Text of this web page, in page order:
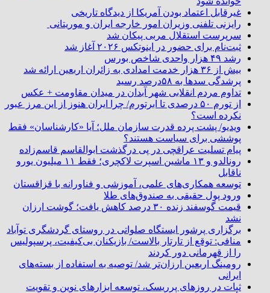
غیرقابل اعتماد بودن آمریکا از دیدگاه تاریخی
رایزنی تلفنی وزیران امور خارجه ایران و موریتانی
سرپرست استقلال مربی پیکان شد
ثبت‌نام برای حضور در اینوتکس ۲۰۲۶ آغاز شد
رشد ۴۹ هزار واحدی شاخص بورس
بیش از ۳۶ هزار خدمت امدادی به زائران اربعین ارائه شد
پرشدگی سدها به ۵۸درصد رسید
تداوم مردم انقلابی شهر آبدان در میدان مقاومت + عکس
از تورم ۵۰ درصدی تا ابرتورم/ چرا ایران هنوز از این مرز عبور
نکرده است؟
ویدیو/ پشت پرده قدرت سازمان ملل؛ آیا «کارشناسان» فقط
پوششی برای سیاست هستند؟
پیام تسلیت عراقچی در پی درگذشت ابوالقاسم قاسم‌زاده
رونالدو و ۱۳ ماشین اسپرت لاکچری؛ فقط ۱۱ میلیون یورو
ناقابل
توسعه همکاری‌های علمی، آموزشی و فناورانه با قزاقستان
ورود پول حقیقی به صندوق‌های طلا
قیمت گوسفند زنده ۳۰ درصد کاهش یافت؛ گوشت ارزان
نشد
برگزاری پرشور ایستگاه صلواتی در روستای گردشگری توآباد
منافی: توقع از تارتار بالاست/ بازیکنان بی‌کیفیت، پرسپولیس
را از قهرمانی دور کردند
رومینگ اربعین ارزان‌تر شد/ توصیه به استفاده از بسته‌های
ایرانی
ثبات در روزهای پرریسک، توسعه ابزارهای نوین و تقویت